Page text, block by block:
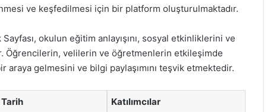
ve keşfedilmesi için bir platform oluşturulmaktadır.
okulun eğitim anlayışını, sosyal etkinliklerini ve
Öğrencilerin, velilerin ve öğretmenlerin etkileşimde
gelmesini ve bilgi paylaşımını teşvik etmektedir.
Tarih Katılımcılar